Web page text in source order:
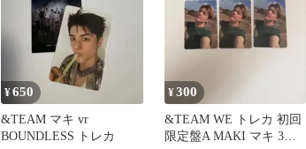
¥650
&TEAM マキ vr
BOUNDLESS トレカ
¥300
&TEAM WE トレカ 初回
限定盤A MAKI マキ 3枚